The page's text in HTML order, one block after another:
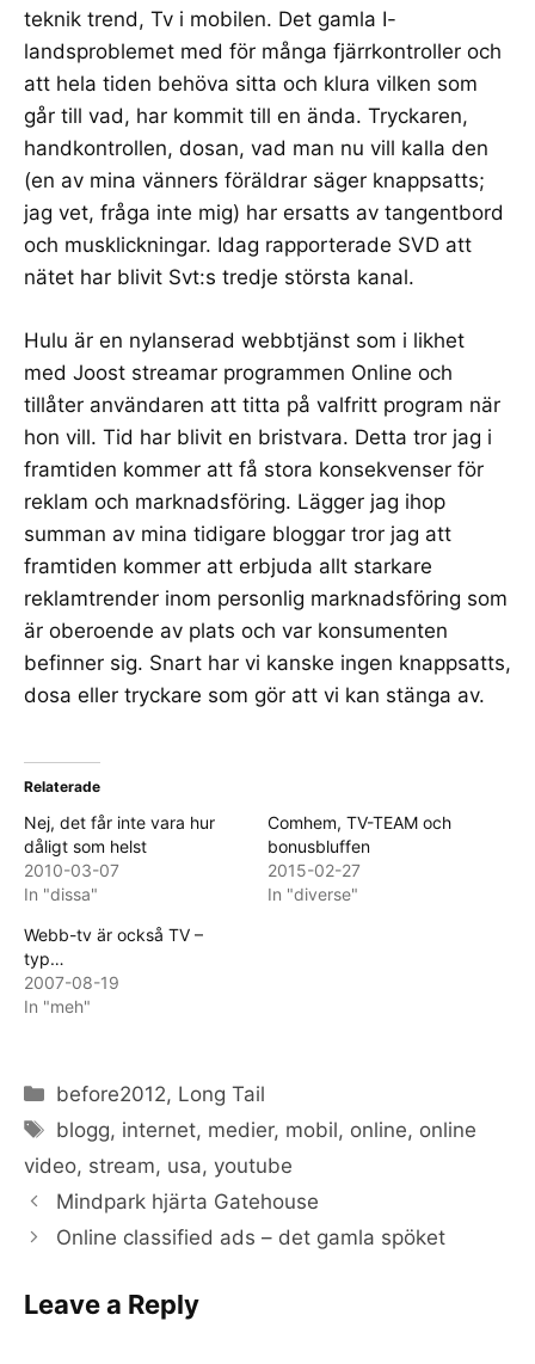
teknik trend, Tv i mobilen. Det gamla I-
landsproblemet med för många fjärrkontroller och
att hela tiden behöva sitta och klura vilken som
går till vad, har kommit till en ända. Tryckaren,
handkontrollen, dosan, vad man nu vill kalla den
(en av mina vänners föräldrar säger knappsatts;
jag vet, fråga inte mig) har ersatts av tangentbord
och musklickningar. Idag rapporterade SVD att
nätet har blivit Svt:s tredje största kanal.
Hulu är en nylanserad webbtjänst som i likhet
med Joost streamar programmen Online och
tillåter användaren att titta på valfritt program när
hon vill. Tid har blivit en bristvara. Detta tror jag i
framtiden kommer att få stora konsekvenser för
reklam och marknadsföring. Lägger jag ihop
summan av mina tidigare bloggar tror jag att
framtiden kommer att erbjuda allt starkare
reklamtrender inom personlig marknadsföring som
är oberoende av plats och var konsumenten
befinner sig. Snart har vi kanske ingen knappsatts,
dosa eller tryckare som gör att vi kan stänga av.
Relaterade
Nej, det får inte vara hur
dåligt som helst
2010-03-07
In "dissa"
Comhem, TV-TEAM och
bonusbluffen
2015-02-27
In "diverse"
Webb-tv är också TV –
typ…
2007-08-19
In "meh"
Categories
before2012, Long Tail
Tags
blogg, internet, medier, mobil, online, online
video, stream, usa, youtube
Mindpark hjärta Gatehouse
Online classified ads – det gamla spöket
Leave a Reply